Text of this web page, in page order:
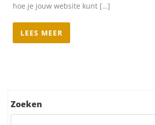
hoe je jouw website kunt […]
LEES MEER
Zoeken